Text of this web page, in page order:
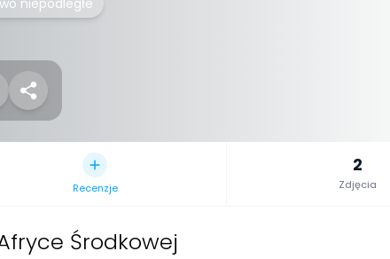
niepodległe
Recenzje
2
Zdjęcia
Środkowej